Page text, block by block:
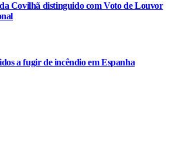
Covilhã distinguido com Voto de Louvor
a fugir de incêndio em Espanha